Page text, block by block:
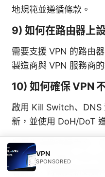
地規範並遵循條款。
9) 如何在路由器上
需要支援 VPN 的路由
製造商與 VPN 服務商
10) 如何確保 VPN
啟用 Kill Switch、DNS
新，並使用 DoH/DoT
如果你喜歡這類內容，
你想深入了解的 VPN
者需求，持續更新更實
VPN
SPONSORED